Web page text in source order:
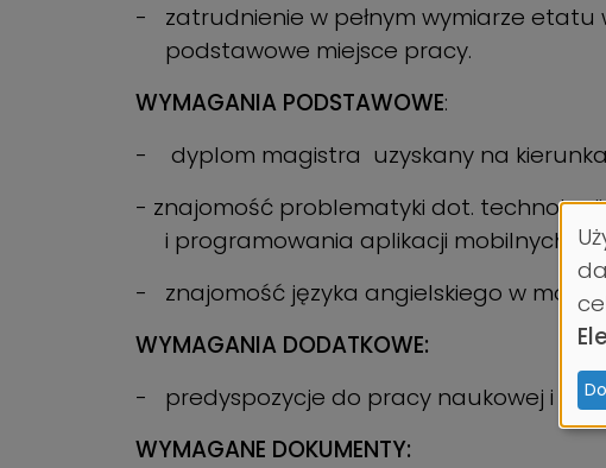
- zatrudnienie w pełnym wymiarze etatu
podstawowe miejsce pracy.
WYMAGANIA PODSTAWOWE:
- dyplom magistra uzyskany na
- znajomość problematyki dot.
i programowania aplikacji mobilnych,
- znajomość języka angielskiego w mowie
WYMAGANIA DODATKOWE:
- predyspozycje do pracy naukowej i
WYMAGANE DOKUMENTY:
i